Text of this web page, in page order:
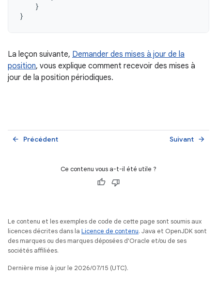
}
}
La leçon suivante, Demander des mises à jour de la
position, vous explique comment recevoir des mises à
jour de la position périodiques.
Précédent
arrow_back Suivant arrow_forward
Ce contenu vous a-t-il été utile ?
Le contenu et les exemples de code de cette page sont soumis aux
licences décrites dans la Licence de contenu. Java et OpenJDK sont
des marques ou des marques déposées d'Oracle et/ou de ses
sociétés affiliées.
Dernière mise à jour le 2026/07/15 (UTC).